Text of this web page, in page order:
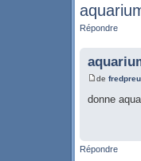
Répondre
de
donne
Répondre